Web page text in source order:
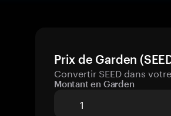
Prix de Garden
Convertir SEED dans
Montant en Garden